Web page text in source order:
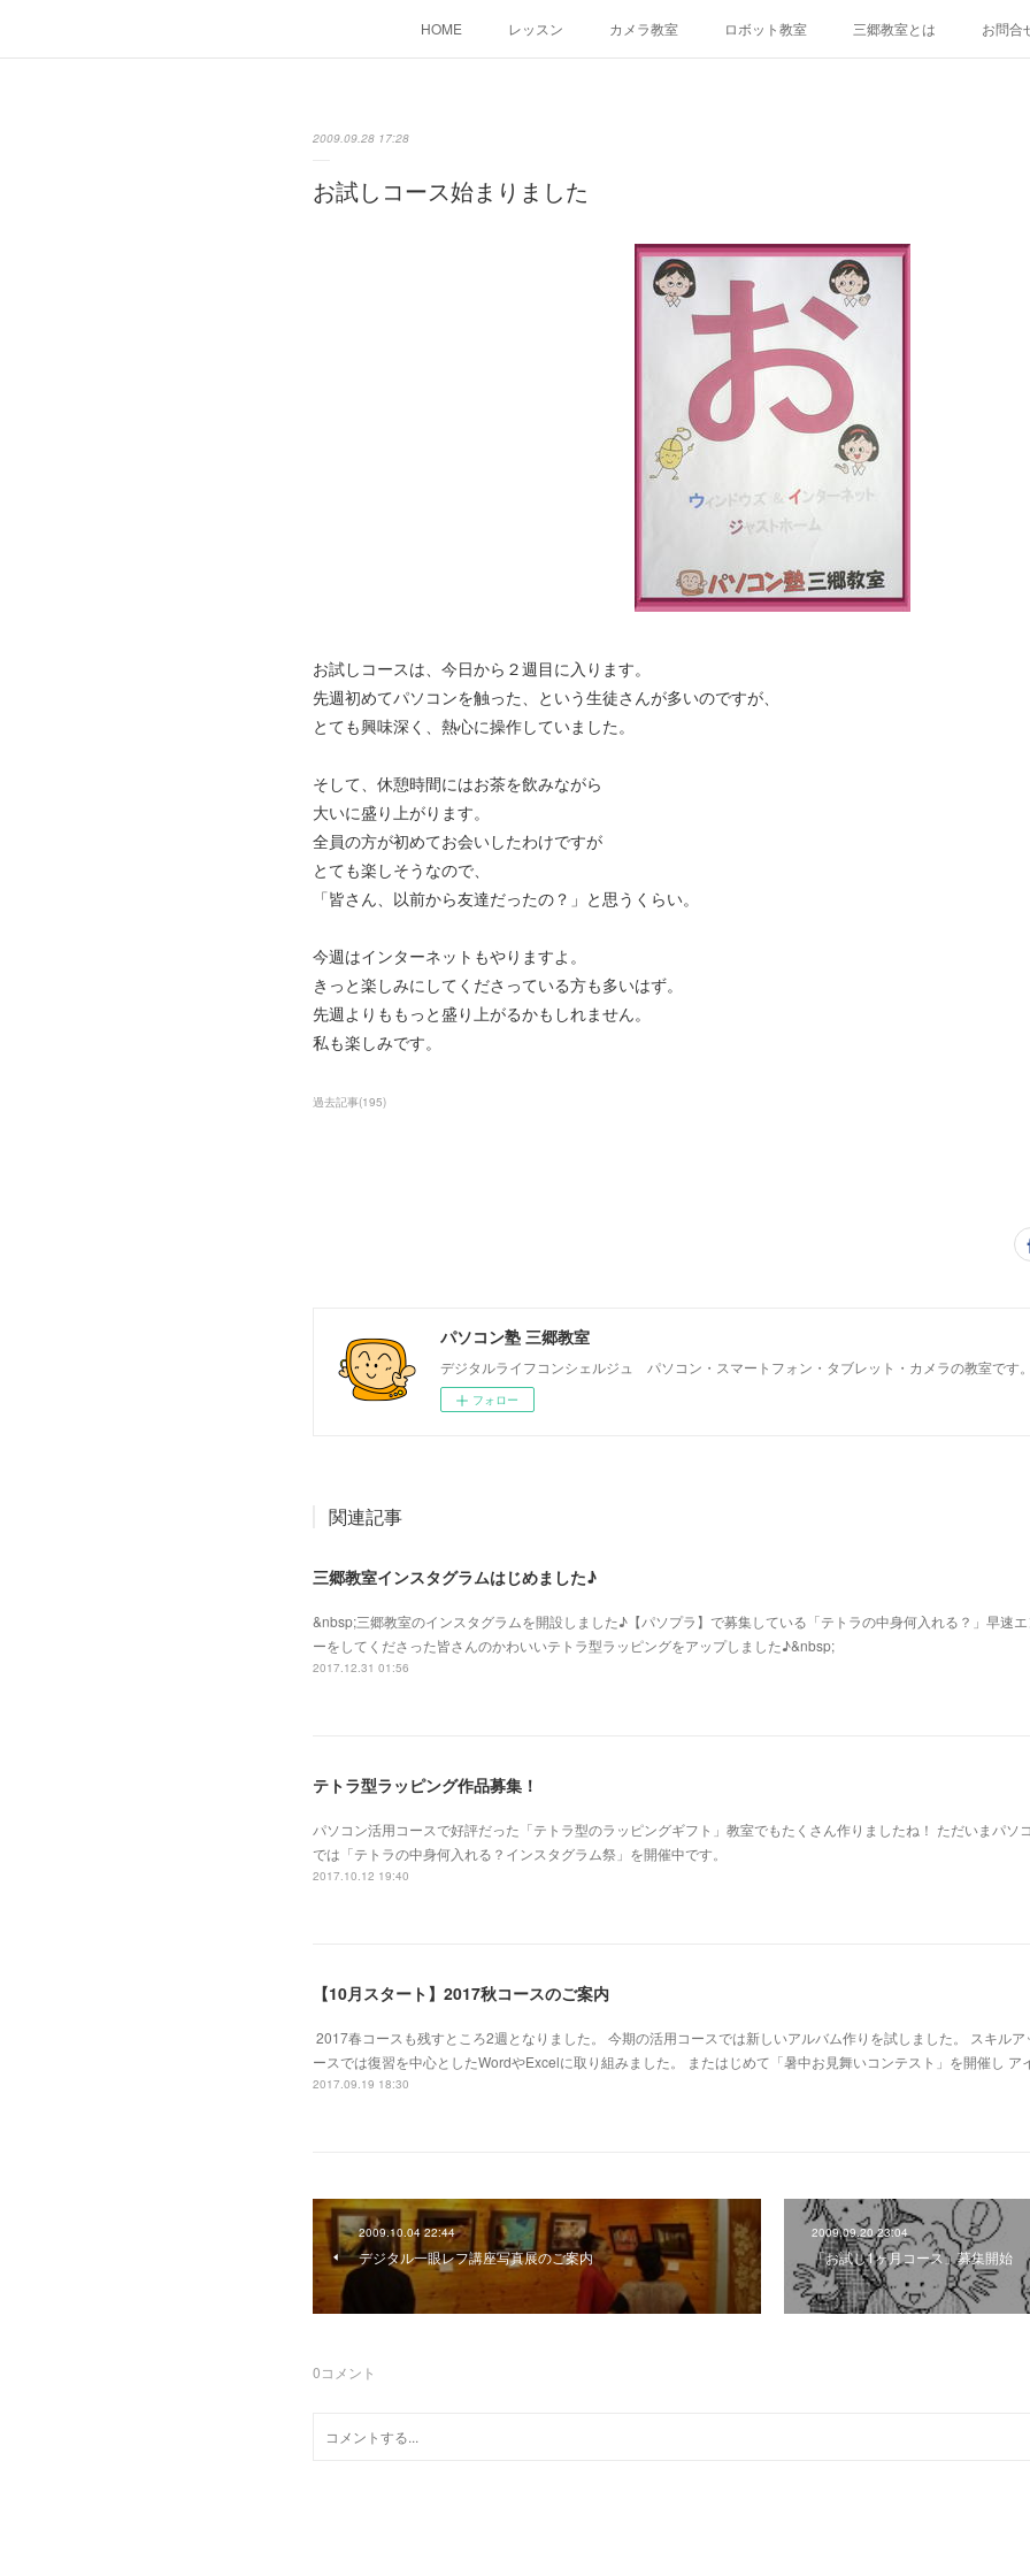
HOME レッスン カメラ教室 ロボット教室 三郷教室とは お問合
2009.09.28 17:28
お試しコース始まりました
お試しコースは、今日から２週目に入ります。
先週初めてパソコンを触った、という生徒さんが多いのですが、
とても興味深く、熱心に操作していました。
そして、休憩時間にはお茶を飲みながら
大いに盛り上がります。
全員の方が初めてお会いしたわけですが
とても楽しそうなので、
「皆さん、以前から友達だったの？」と思うくらい。
今週はインターネットもやりますよ。
きっと楽しみにしてくださっている方も多いはず。
先週よりももっと盛り上がるかもしれません。
私も楽しみです。
過去記事(195)
パソコン塾 三郷教室
デジタルライフコンシェルジュ パソコン・スマートフォン・タブレット・カメラの教室です
フォロー
関連記事
三郷教室インスタグラムはじめました♪
&nbsp;三郷教室のインスタグラムを開設しました♪【パソプラ】で募集している「テトラの中身何入れる？」早速
ーをしてくださった皆さんのかわいいテトラ型ラッピングをアップしました♪&nbsp;
2017.12.31 01:56
テトラ型ラッピング作品募集！
パソコン活用コースで好評だった「テトラ型のラッピングギフト」教室でもたくさん作りましたね！ ただいまパソ
では「テトラの中身何入れる？インスタグラム祭」を開催中です。
2017.10.12 19:40
【10月スタート】2017秋コースのご案内
2017春コースも残すところ2週となりました。 今期の活用コースでは新しいアルバム作りを試しました。 スキルア
ースでは復習を中心としたWordやExcelに取り組みました。 またはじめて「暑中お見舞いコンテスト」を開催し
2017.09.19 18:30
2009.10.04 22:44
デジタル一眼レフ講座写真展のご案内
2009.09.20 23:04
「お試し1ヶ月コース」募集開始
0コメント